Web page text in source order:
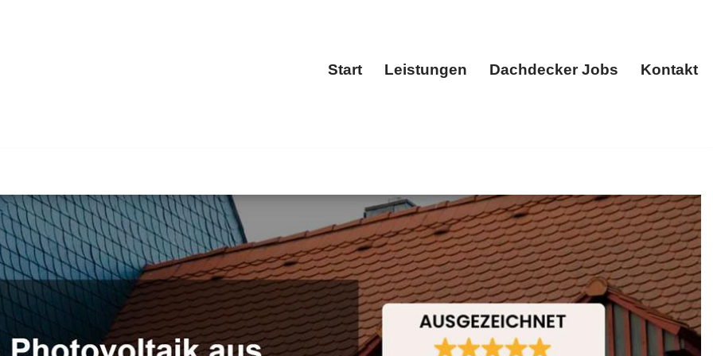
Start Leistungen Dachdecker Jobs Kontakt
✓Dachgauben, Dacheindeckung, Dachfenster, Dachstuhl. Ihre Quelle für ✓Dacheindeckung, ✓Dachfenster,
Bickenbach –
BOHN, Ihr Dachdeckermeister. Ihre Zufriedenheit ist unsere Priorität ✉.